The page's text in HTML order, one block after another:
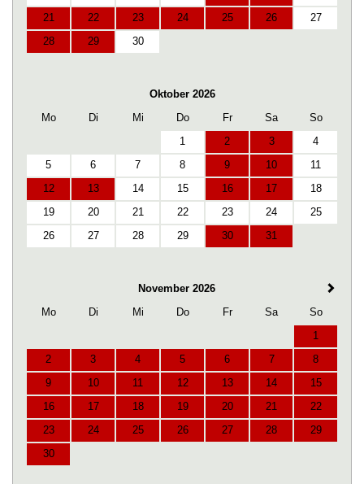
21
22 23 24 25 26
27
28
29 30
Oktober 2026
Mo
Di Mi Do Fr Sa
So
1
2 3
4
5
6 7 8 9 10
11
12
13 14 15 16 17
18
19
20 21 22 23 24
25
26
27 28 29 30 31
November 2026
Mo
Di Mi Do Fr Sa
So
1
2
3 4 5 6 7
8
9
10 11 12 13 14
15
16
17 18 19 20 21
22
23
24 25 26 27 28
29
30